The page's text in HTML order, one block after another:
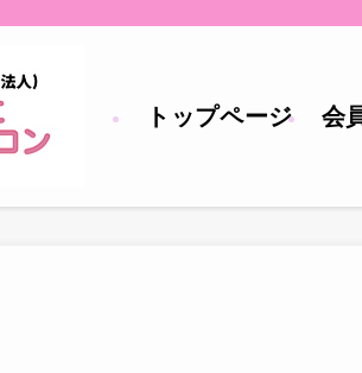
トップページ 会